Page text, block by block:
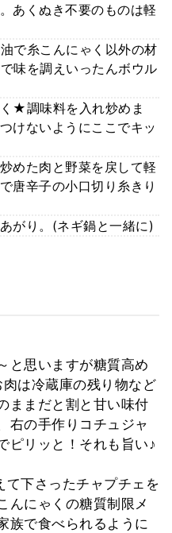
あくぬき不要のものは軽
で糸こんにゃく以外の材
味を調えいったんボウル
★調味料を入れ炒めま
けないようにここでキッ
めた肉と野菜を戻して軽
唐辛子の小口切り糸きり
がり。(ネギ鍋と一緒に)
と思いますが糖質高め
は冷蔵庫の残り物など
ままだと割と甘い味付
右の手作りコチュジャ
ピリッと！それも旨い♪
下さったチャプチェを
んにゃくの糖質制限メ
族で食べられるように